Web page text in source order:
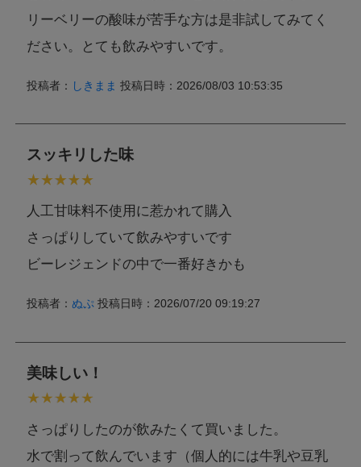
リーベリーの酸味が苦手な方は是非試してみてく
ださい。とても飲みやすいです。
投稿者： しきまま 投稿日時：2026/08/03 10:53:35
スッキリした味
人工甘味料不使用に惹かれて購入
さっぱりしていて飲みやすいです
ビーレジェンドの中で一番好きかも
投稿者：ぬぷ 投稿日時：2026/07/20 09:19:27
美味しい！
さっぱりしたのが飲みたくて買いました。
水で割って飲んでいます（個人的には牛乳や豆乳